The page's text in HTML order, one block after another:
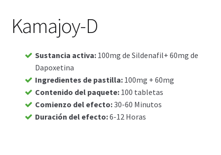
Halloween
Verifica el Estado de tu Pedido
Blog
Blog
Kamajoy-D
Sustancia activa: 100mg de Sildenafil+ 60mg de
Dapoxetina
Ingredientes de pastilla: 100mg + 60mg
Contenido del paquete: 100 tabletas
Comienzo del efecto:30-60 Minutos
Duración del efecto:6-12 Horas